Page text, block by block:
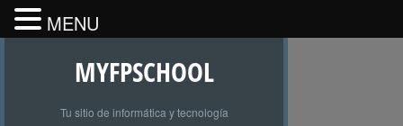
MYFPSCHOOL
Tu sitio de informática y tecnología
MENU